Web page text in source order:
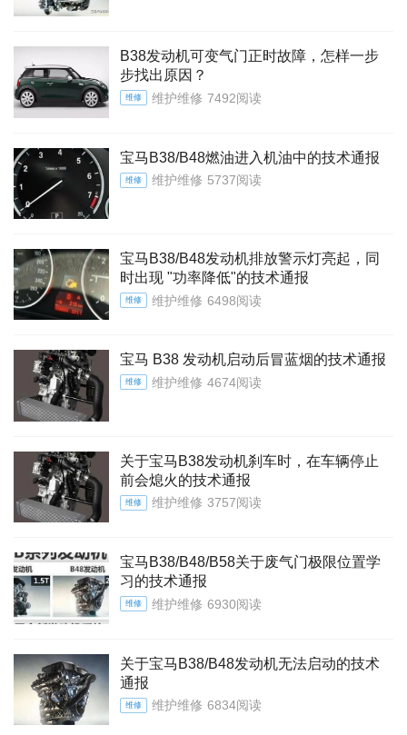
B38发动机可变气门正时故障，怎样一步
步找出原因？
维修 维护维修 7492阅读
宝马B38/B48燃油进入机油中的技术通报
维修 维护维修 5737阅读
宝马B38/B48发动机排放警示灯亮起，同
时出现 "功率降低"的技术通报
维修 维护维修 6498阅读
宝马 B38 发动机启动后冒蓝烟的技术通报
维修 维护维修 4674阅读
关于宝马B38发动机刹车时，在车辆停止
前会熄火的技术通报
维修 维护维修 3757阅读
宝马B38/B48/B58关于废气门极限位置学
习的技术通报
维修 维护维修 6930阅读
关于宝马B38/B48发动机无法启动的技术
通报
维修 维护维修 6834阅读